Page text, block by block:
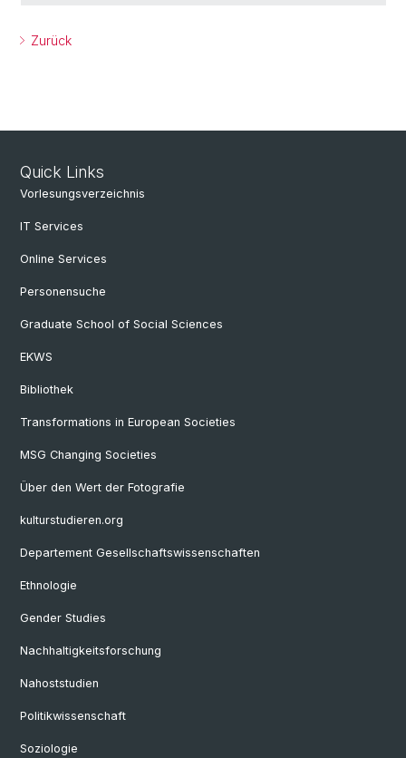
Zurück
Quick Links
Vorlesungsverzeichnis
IT Services
Online Services
Personensuche
Graduate School of Social Sciences
EKWS
Bibliothek
Transformations in European Societies
MSG Changing Societies
Über den Wert der Fotografie
kulturstudieren.org
Departement Gesellschaftswissenschaften
Ethnologie
Gender Studies
Nachhaltigkeitsforschung
Nahoststudien
Politikwissenschaft
Soziologie